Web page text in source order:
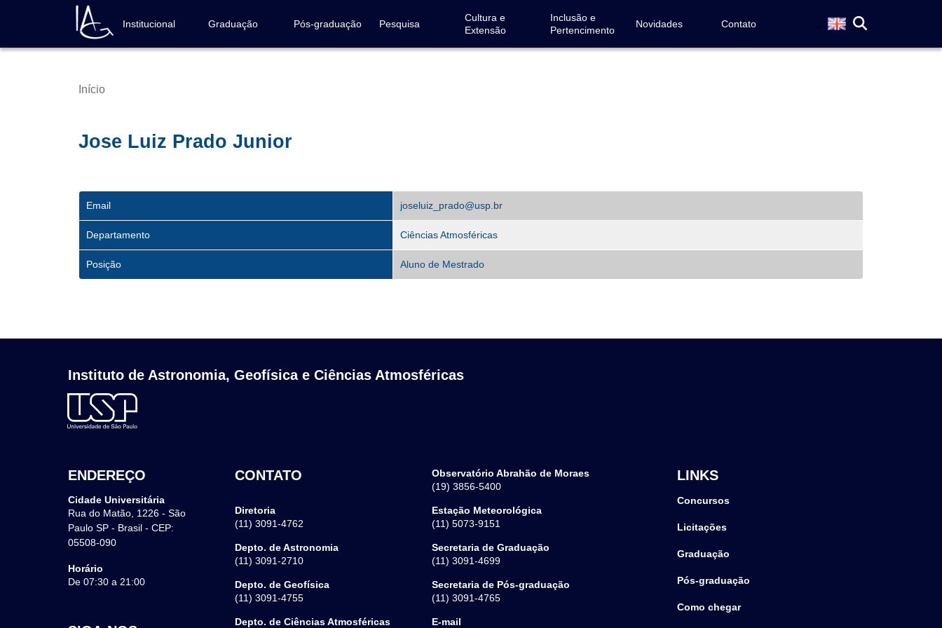
conteúdo
Navegação
principal
Institucional Graduação Pós-graduação Pesquisa
Cultura e
Extensão
Inclusão e
Pertencimento
Novidades Contato
Trilha
Início
Jose Luiz Prado Junior
Email joseluiz_prado@usp.br
Departamento Ciências Atmosféricas
Posição Aluno de Mestrado
Instituto de Astronomia, Geofísica e Ciências Atmosféricas
ENDEREÇO
Cidade Universitária
Rua do Matão, 1226 - São
Paulo SP - Brasil - CEP:
05508-090
Horário
De 07:30 a 21:00
CONTATO
Diretoria
(11) 3091-4762
Depto. de Astronomia
(11) 3091-2710
Depto. de Geofísica
(11) 3091-4755
Depto. de Ciências Atmosféricas
Observatório Abrahão de Moraes
(19) 3856-5400
Estação Meteorológica
(11) 5073-9151
Secretaria de Graduação
(11) 3091-4699
Secretaria de Pós-graduação
(11) 3091-4765
E-mail
LINKS
Concursos
Licitações
Graduação
Pós-graduação
Como chegar